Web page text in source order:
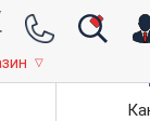
▽